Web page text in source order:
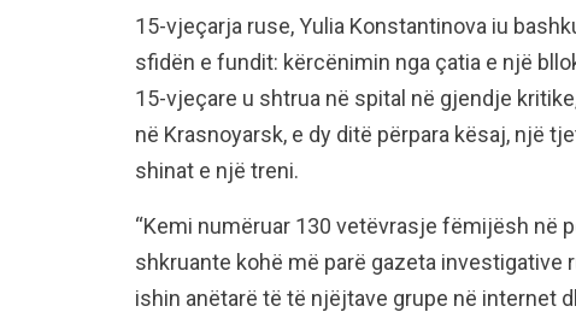
15-vjeçarja ruse, Yulia Konstantinova iu
sfidën e fundit: kërcënimin nga çatia e një
15-vjeçare u shtrua në spital në gjendje
në Krasnoyarsk, e dy ditë përpara kësaj, një
shinat e një treni.
“Kemi numëruar 130 vetëvrasje fëmijësh në
shkruante kohë më parë gazeta investigative
ishin anëtarë të të njëjtave grupe në internet